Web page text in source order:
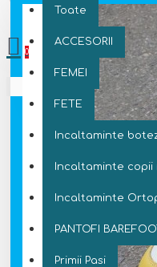
Toate
ACCESORII
FEMEI
FETE
Incaltaminte
Incaltaminte copii
Incaltaminte
PANTOFI
Primii Pasi
0 produs(e) - 0 Lei
0
Coșul este gol!